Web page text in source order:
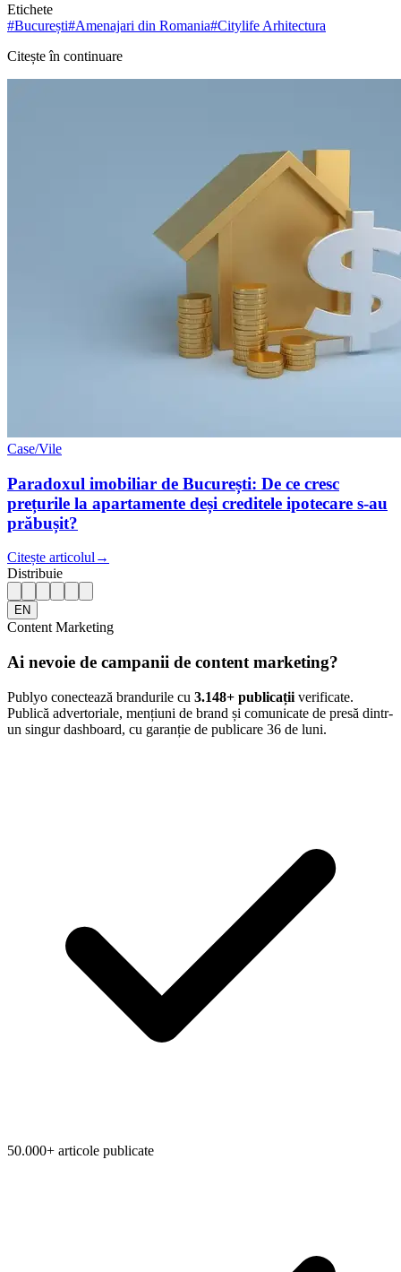
Etichete
#București#Amenajari din Romania#Citylife Arhitectura
Citește în continuare
Case/Vile
Paradoxul imobiliar de București: De ce cresc
prețurile la apartamente deși creditele ipotecare s-au
prăbușit?
Citește articolul →
Distribuie
EN
Content Marketing
Ai nevoie de campanii de content marketing?
Publyo conectează brandurile cu 3.148+ publicații verificate.
Publică advertoriale, mențiuni de brand și comunicate de presă dintr-
un singur dashboard, cu garanție de publicare 36 de luni.
50.000+ articole publicate